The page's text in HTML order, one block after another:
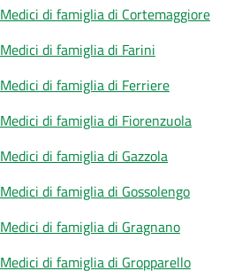
Medici di famiglia di Cortemaggiore
Medici di famiglia di Farini
Medici di famiglia di Ferriere
Medici di famiglia di Fiorenzuola
Medici di famiglia di Gazzola
Medici di famiglia di Gossolengo
Medici di famiglia di Gragnano
Medici di famiglia di Gropparello